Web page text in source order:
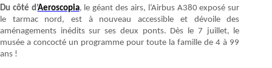
Du côté d’Aeroscopia, le géant des airs, l’Airbus A380 exposé sur
le tarmac nord, est à nouveau accessible et dévoile des
aménagements inédits sur ses deux ponts. Dès le 7 juillet, le
musée a concocté un programme pour toute la famille de 4 à 99
ans !